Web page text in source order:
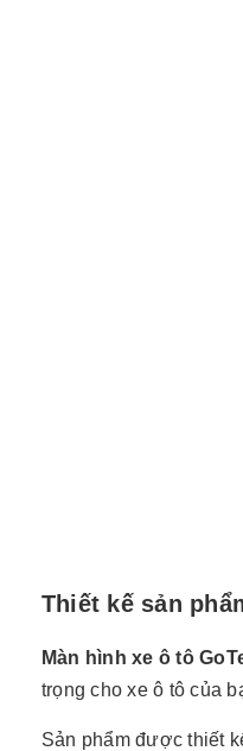
Thiết kế sản
Màn hình xe ô tô
trọng cho xe ô tô của
Sản phẩm được thiết